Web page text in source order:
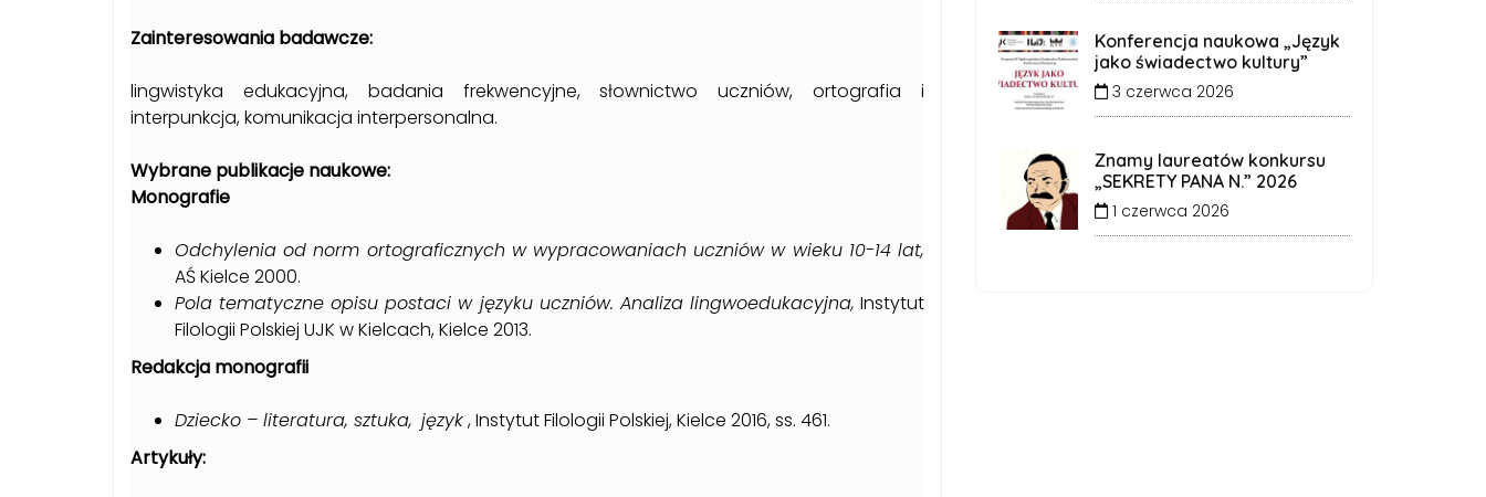
Zainteresowania badawcze:
lingwistyka edukacyjna, badania frekwencyjne, słownictwo uczniów, ortografia i
interpunkcja, komunikacja interpersonalna.
Wybrane publikacje naukowe:
Monografie
Odchylenia od norm ortograficznych w wypracowaniach uczniów w wieku 10-14 lat,
AŚ Kielce 2000.
Pola tematyczne opisu postaci w języku uczniów. Analiza lingwoedukacyjna, Instytut
Filologii Polskiej UJK w Kielcach, Kielce 2013.
Redakcja monografii
Dziecko – literatura, sztuka, język, Instytut Filologii Polskiej, Kielce 2016, ss. 461.
Artykuły:
Konferencja naukowa „Język
jako świadectwo kultury”
3 czerwca 2026
Znamy laureatów konkursu
„SEKRETY PANA N.” 2026
1 czerwca 2026